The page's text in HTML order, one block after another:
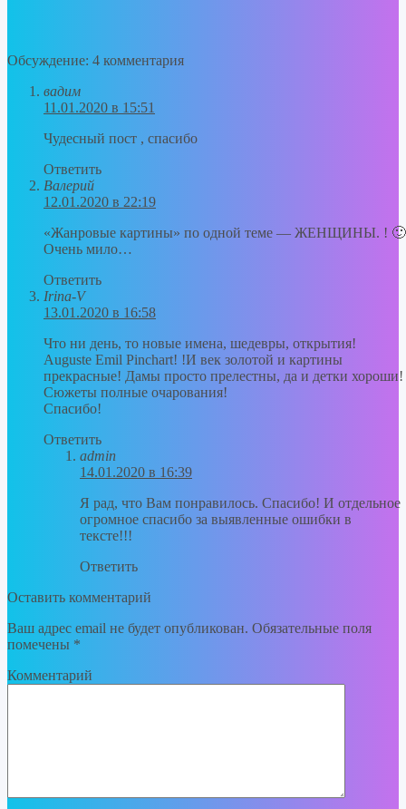
Обсуждение: 4 комментария
вадим
11.01.2020 в 15:51
Чудесный пост , спасибо
Ответить
Валерий
12.01.2020 в 22:19
«Жанровые картины» по одной теме — ЖЕНЩИНЫ. ! 🙂
Очень мило…
Ответить
Irina-V
13.01.2020 в 16:58
Что ни день, то новые имена, шедевры, открытия!
Auguste Emil Pinchart! !И век золотой и картины
прекрасные! Дамы просто прелестны, да и детки хороши!
Сюжеты полные очарования!
Спасибо!
Ответить
admin
14.01.2020 в 16:39
Я рад, что Вам понравилось. Спасибо! И отдельное
огромное спасибо за выявленные ошибки в
тексте!!!
Ответить
Оставить комментарий
Ваш адрес email не будет опубликован. Обязательные поля
помечены *
Комментарий